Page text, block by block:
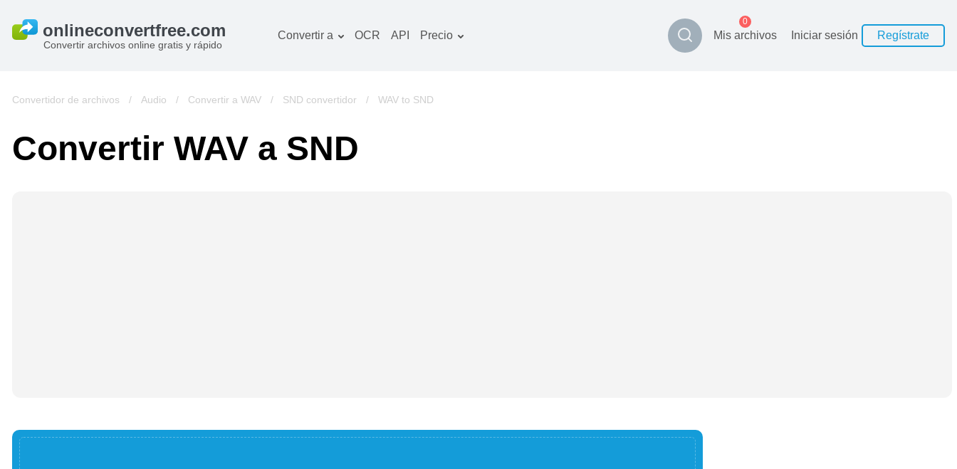
Convertir archivos online gratis y rápido
Convertir a
Imagines convertidor
Libros convertidor
OCR API Precio Mis archivos
0
Iniciar sesión Regístrate
Convertidor de archivos / Audio / Convertir a WAV / SND convertidor / WAV to SND
Convertir WAV a SND